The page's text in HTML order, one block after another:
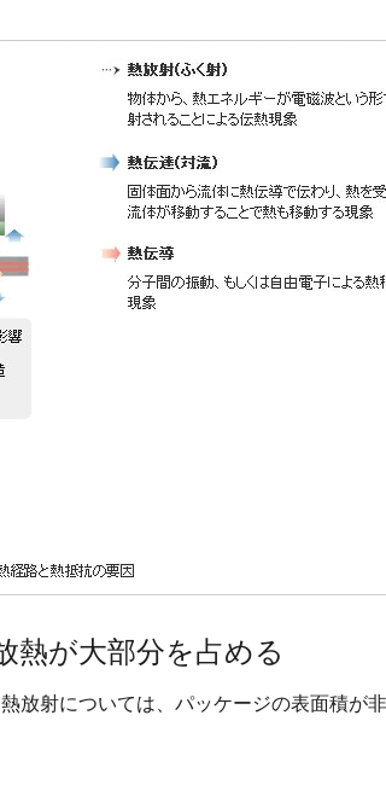
熱が大部分を占める
放射については、パッケージの表面積